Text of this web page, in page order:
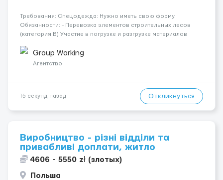
Требования: Спецодежда: Нужно иметь свою форму.
Обязанности: - Перевозка элементов строительных лесов
(категория B) Участие в погрузке и разгрузке материалов
необходимости) Выполнение вспомогательных работ на
строительной площадк Дл...
Group Working
Агентство
15 секунд назад Откликнуться
Виробництво - різні відділи та
привабливі доплати, житло
4606 - 5550 zł (злотых)
Польша